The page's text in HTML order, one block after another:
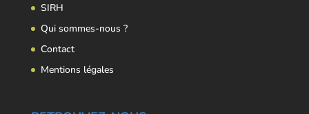
SIRH
Qui sommes-nous ?
Contact
Mentions légales